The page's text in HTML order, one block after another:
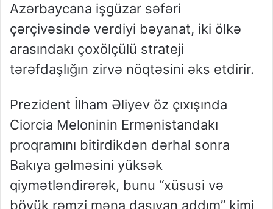
Azərbaycana işgüzar səfəri
çərçivəsində verdiyi bəyanat, iki ölkə
arasındakı çoxölçülü strateji
tərəfdaşlığın zirvə nöqtəsini əks etdirir.
Prezident İlham Əliyev öz çıxışında
Ciorcia Meloninin Ermənistandakı
proqramını bitirdikdən dərhal sonra
Bakıya gəlməsini yüksək
qiymətləndirərək, bunu “xüsusi və
böyük rəmzi məna daşıyan addım” kimi